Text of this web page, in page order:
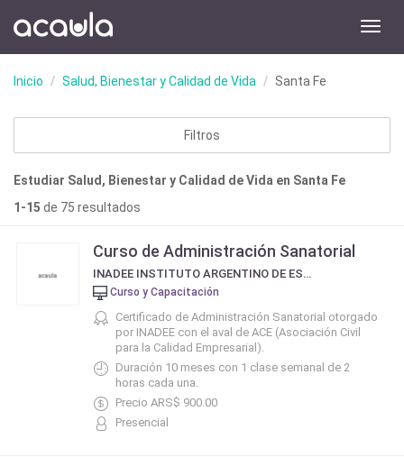
Inicio Salud, Bienestar y Calidad de Vida Santa Fe
Filtros
Estudiar Salud, Bienestar y Calidad de Vida en Santa Fe
1-15 de 75 resultados
Curso de Administración Sanatorial
INADEE INSTITUTO ARGENTINO DE ESTUDIOS EMPRESARIALES
Curso y Capacitación
Certificado de Administración Sanatorial otorgado
por INADEE con el aval de ACE (Asociación Civil
para la Calidad Empresarial).
Duración 10 meses con 1 clase semanal de 2
horas cada una.
Precio ARS$ 900.00
Presencial